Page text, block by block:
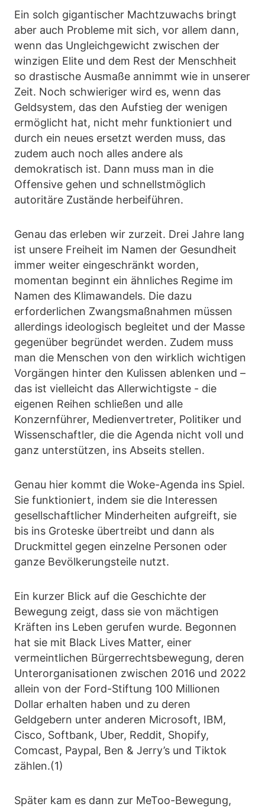
Ein solch gigantischer Machtzuwachs bringt
aber auch Probleme mit sich, vor allem dann,
wenn das Ungleichgewicht zwischen der
winzigen Elite und dem Rest der Menschheit
so drastische Ausmaße annimmt wie in unserer
Zeit. Noch schwieriger wird es, wenn das
Geldsystem, das den Aufstieg der wenigen
ermöglicht hat, nicht mehr funktioniert und
durch ein neues ersetzt werden muss, das
zudem auch noch alles andere als
demokratisch ist. Dann muss man in die
Offensive gehen und schnellstmöglich
autoritäre Zustände herbeiführen.
Genau das erleben wir zurzeit. Drei Jahre lang
ist unsere Freiheit im Namen der Gesundheit
immer weiter eingeschränkt worden,
momentan beginnt ein ähnliches Regime im
Namen des Klimawandels. Die dazu
erforderlichen Zwangsmaßnahmen müssen
allerdings ideologisch begleitet und der Masse
gegenüber begründet werden. Zudem muss
man die Menschen von den wirklich wichtigen
Vorgängen hinter den Kulissen ablenken und –
das ist vielleicht das Allerwichtigste - die
eigenen Reihen schließen und alle
Konzernführer, Medienvertreter, Politiker und
Wissenschaftler, die die Agenda nicht voll und
ganz unterstützen, ins Abseits stellen.
Genau hier kommt die Woke-Agenda ins Spiel.
Sie funktioniert, indem sie die Interessen
gesellschaftlicher Minderheiten aufgreift, sie
bis ins Groteske übertreibt und dann als
Druckmittel gegen einzelne Personen oder
ganze Bevölkerungsteile nutzt.
Ein kurzer Blick auf die Geschichte der
Bewegung zeigt, dass sie von mächtigen
Kräften ins Leben gerufen wurde. Begonnen
hat sie mit Black Lives Matter, einer
vermeintlichen Bürgerrechtsbewegung, deren
Unterorganisationen zwischen 2016 und 2022
allein von der Ford-Stiftung 100 Millionen
Dollar erhalten haben und zu deren
Geldgebern unter anderen Microsoft, IBM,
Cisco, Softbank, Uber, Reddit, Shopify,
Comcast, Paypal, Ben & Jerry’s und Tiktok
zählen.(1)
Später kam es dann zur MeToo-Bewegung,